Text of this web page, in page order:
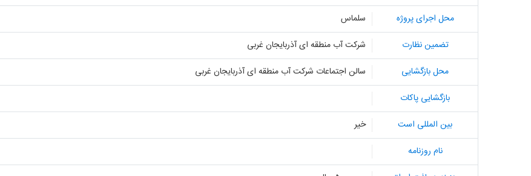
محل اجرای پروژه
سلماس
تضمین نظارت
شرکت آب منطقه ای آذربایجان غربی
محل بازگشایی
سالن اجتماعات شرکت آب منطقه ای آذربایجان غربی
بازگشایی پاکات
بین المللی است
خیر
نام روزنامه